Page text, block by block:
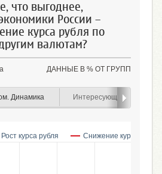
что выгоднее,
России –
курса рубля по
валютам?
ДАННЫЕ В % ОТ ГРУПП
Динамика Интересующиеся курсом
Рост курса рубля Снижение курса рубля